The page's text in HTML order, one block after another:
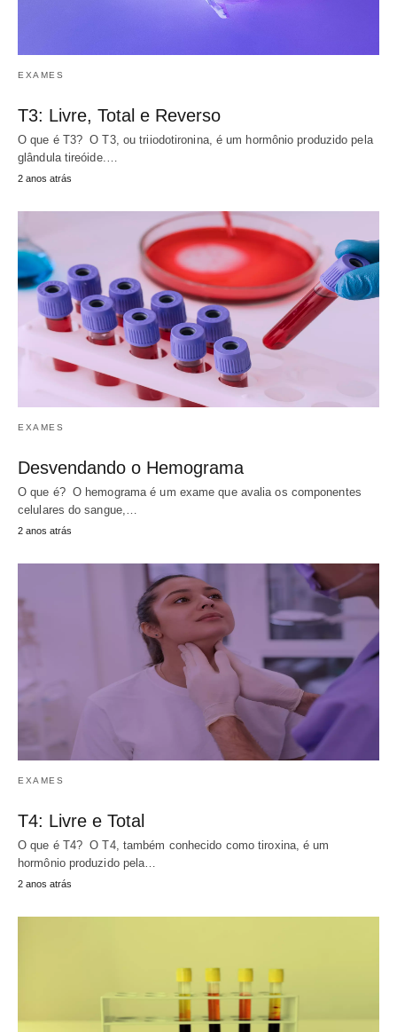
EXAMES
T3: Livre, Total e Reverso
O que é T3? O T3, ou triiodotironina, é um hormônio produzido pela
glândula tireóide.…
2 anos atrás
EXAMES
Desvendando o Hemograma
O que é? O hemograma é um exame que avalia os componentes
celulares do sangue,…
2 anos atrás
EXAMES
T4: Livre e Total
O que é T4? O T4, também conhecido como tiroxina, é um
hormônio produzido pela…
2 anos atrás